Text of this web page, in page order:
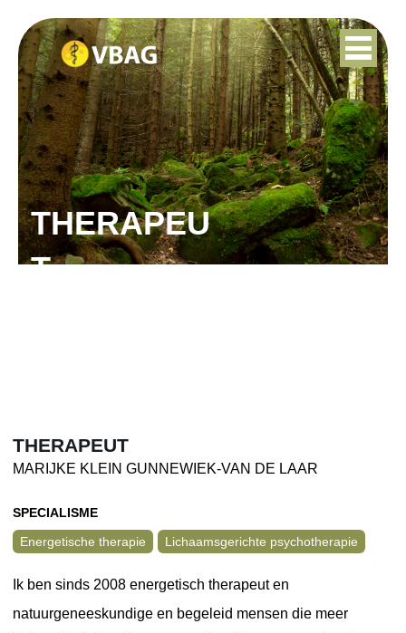
THERAPEU
T
THERAPEUT
MARIJKE KLEIN GUNNEWIEK-VAN DE LAAR
SPECIALISME
Energetische therapie
Lichaamsgerichte psychotherapie
Ik ben sinds 2008 energetisch therapeut en
natuurgeneeskundige en begeleid mensen die meer